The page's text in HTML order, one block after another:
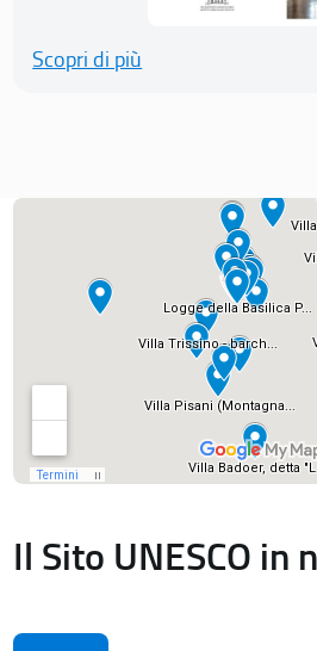
Scopri di più
Il Sito UNESCO in